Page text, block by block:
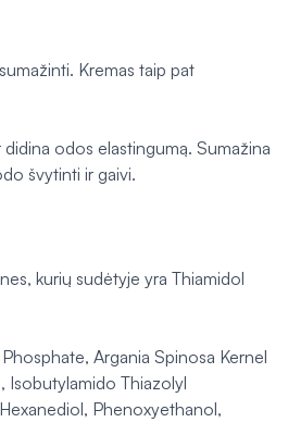
Kremas taip pat
odos elastingumą. Sumažina
švytinti ir gaivi.
kurių sudėtyje yra Thiamidol
Argania Spinosa Kernel
Isobutylamido Thiazolyl
Phenoxyethanol,